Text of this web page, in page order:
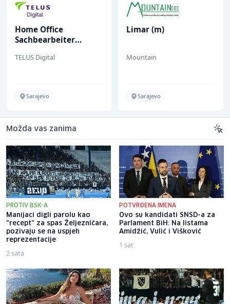
Home Office
Sachbearbeiter
bekannten deutschen
TELUS Digital
Sarajevo
Limar (m)
Mountain
Sarajevo
Možda vas zanima
PROTIV BSK-A
Manijaci digli parolu kao
"recept" za spas Željezničara,
pozivaju se na uspjeh
reprezentacije
2 sata
POTVRĐENA IMENA
Ovo su kandidati SNSD-a za
Parlament BiH: Na listama
Amidžić, Vulić i Višković
1 sat